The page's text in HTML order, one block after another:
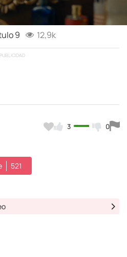
Video
9 12,9k
PUBLICIDAD
3 0
521